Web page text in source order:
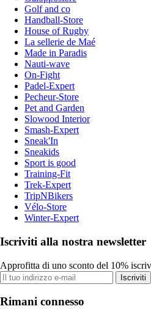
Golf and co
Handball-Store
House of Rugby
La sellerie de Maé
Made in Paradis
Nauti-wave
On-Fight
Padel-Expert
Pecheur-Store
Pet and Garden
Slowood Interior
Smash-Expert
Sneak'In
Sneakids
Sport is good
Training-Fit
Trek-Expert
TripNBikers
Vélo-Store
Winter-Expert
Iscriviti alla nostra newsletter
Approfitta di uno sconto del 10%
Iscriviti
Rimani connesso